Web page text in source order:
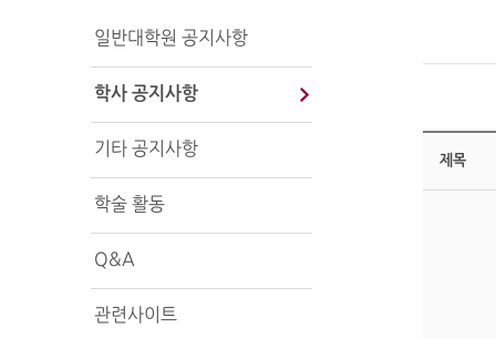
일반대학원 공지사항
학사 공지사항
기타 공지사항
학술 활동
Q&A
관련사이트
제목